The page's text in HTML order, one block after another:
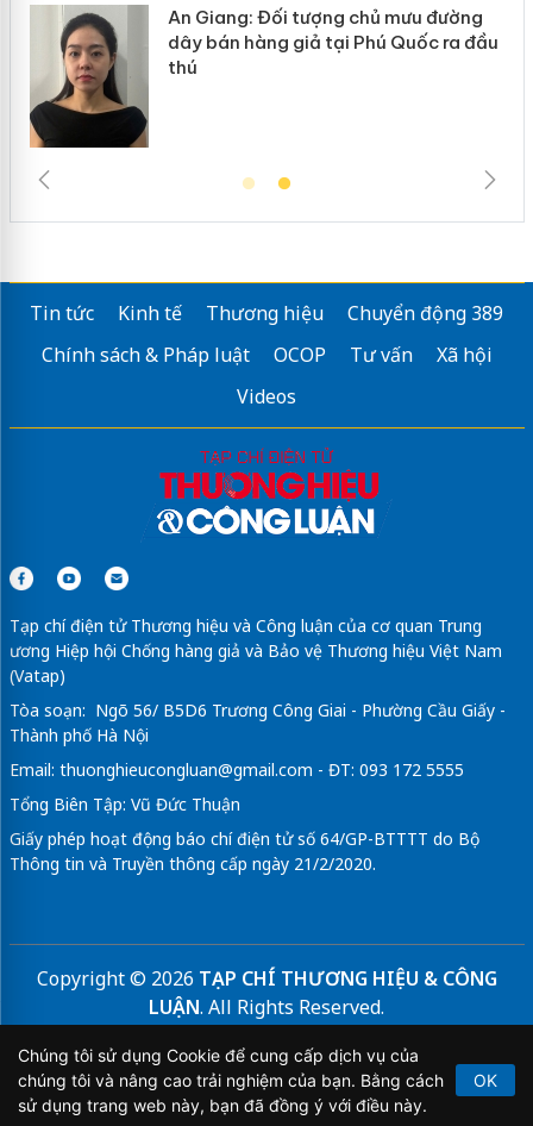
An Giang: Đối tượng chủ mưu đường
dây bán hàng giả tại Phú Quốc ra đầu
thú
Tin tức Kinh tế Thương hiệu
Chuyển động 389
Chính sách & Pháp luật
OCOP Tư vấn
Xã hội
Videos
Tạp chí điện tử Thương hiệu và Công luận của cơ quan Trung
ương Hiệp hội Chống hàng giả và Bảo vệ Thương hiệu Việt Nam
(Vatap)
Tòa soạn: Ngõ 56/ B5D6 Trương Công Giai - Phường Cầu Giấy -
Thành phố Hà Nội
Email: thuonghieucongluan@gmail.com - ĐT: 093 172 5555
Tổng Biên Tập: Vũ Đức Thuận
Giấy phép hoạt động báo chí điện tử số 64/GP-BTTTT do Bộ
Thông tin và Truyền thông cấp ngày 21/2/2020.
Copyright © 2026 TẠP CHÍ THƯƠNG HIỆU & CÔNG
LUẬN. All Rights Reserved.
Bản quyền thuộc Tạp chí Thương hiệu và Công luận. Cấm
sao chép dưới mọi hình thức nếu không có sự chấp thuận
bằng văn bản.
Chúng tôi sử dụng Cookie để cung cấp dịch vụ của
chúng tôi và nâng cao trải nghiệm của bạn. Bằng cách
sử dụng trang web này, bạn đã đồng ý với điều này.
OK